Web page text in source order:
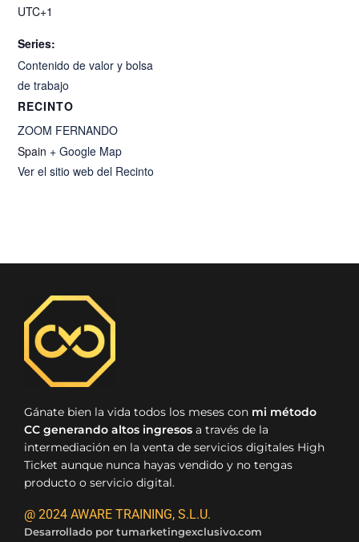
UTC+1
Series:
Contenido de valor y bolsa
de trabajo
RECINTO
ZOOM FERNANDO
Spain + Google Map
Ver el sitio web del Recinto
Gánate bien la vida todos los meses con mi método
CC generando altos ingresos a través de la
intermediación en la venta de servicios digitales High
Ticket aunque nunca hayas vendido y no tengas
producto o servicio digital.
@ 2024 AWARE TRAINING, S.L.U.
Desarrollado por tumarketingexclusivo.com